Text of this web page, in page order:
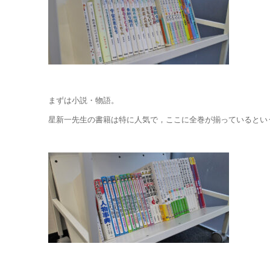
まずは小説・物語。
星新一先生の書籍は特に人気で，ここに全巻が揃っているとい